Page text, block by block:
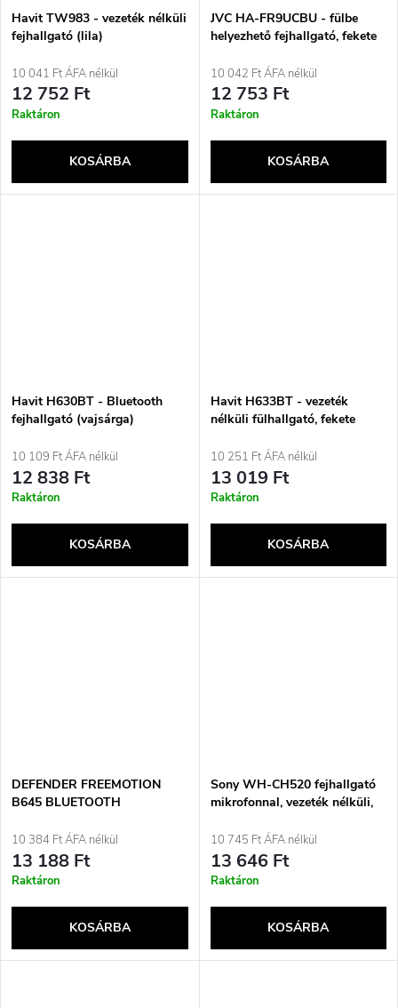
Havit TW983 - vezeték nélküli
fejhallgató (lila)
10 041 Ft ÁFA nélkül
12 752 Ft
Raktáron
KOSÁRBA
JVC HA-FR9UCBU - fülbe
helyezhető fejhallgató, fekete
10 042 Ft ÁFA nélkül
12 753 Ft
Raktáron
KOSÁRBA
Havit H630BT - Bluetooth
fejhallgató (vajsárga)
10 109 Ft ÁFA nélkül
12 838 Ft
Raktáron
KOSÁRBA
Havit H633BT - vezeték
nélküli fülhallgató, fekete
10 251 Ft ÁFA nélkül
13 019 Ft
Raktáron
KOSÁRBA
DEFENDER FREEMOTION
B645 BLUETOOTH
10 384 Ft ÁFA nélkül
13 188 Ft
Raktáron
KOSÁRBA
Sony WH-CH520 fejhallgató
mikrofonnal, vezeték nélküli,
telefonálásra/zenére, USB
Type-C Bluetooth töltőállvány,
krémszínű
10 745 Ft ÁFA nélkül
13 646 Ft
Raktáron
KOSÁRBA